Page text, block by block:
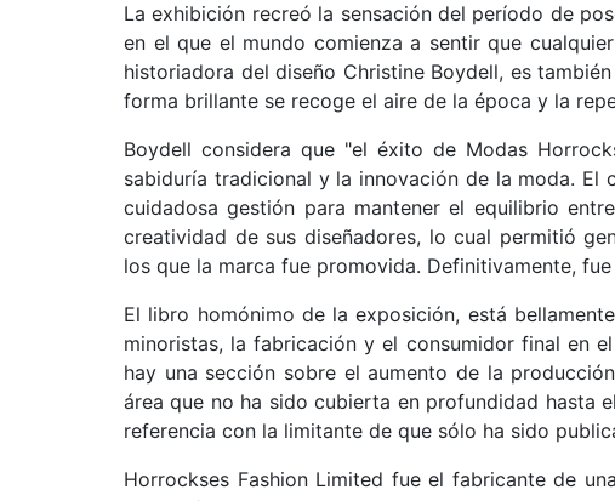
La exhibición recreó la sensación del período de
en el que el mundo comienza a sentir que
historiadora del diseño Christine Boydell, es
forma brillante se recoge el aire de la época y la
Boydell considera que "el éxito de Modas
sabiduría tradicional y la innovación de la moda.
cuidadosa gestión para mantener el equilibrio
creatividad de sus diseñadores, lo cual permitió
los que la marca fue promovida. Definitivamente,
El libro homónimo de la exposición, está
minoristas, la fabricación y el consumidor final en
hay una sección sobre el aumento de la
área que no ha sido cubierta en profundidad hasta
referencia con la limitante de que sólo ha sido
Horrockses Fashion Limited fue el fabricante de